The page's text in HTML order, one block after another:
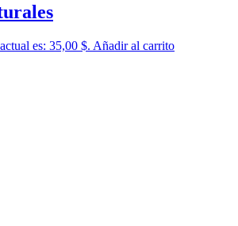
es: 35,00 $. Añadir al carrito